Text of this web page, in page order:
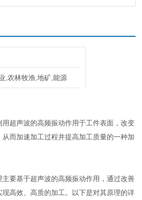
,农林牧渔,地矿,能源
超声波的高频振动作用于工件表面，改变
而加速加工过程并提高加工质量的一种加
要基于超声波的高频振动作用，通过改善
高效、高质的加工。以下是对其原理的详